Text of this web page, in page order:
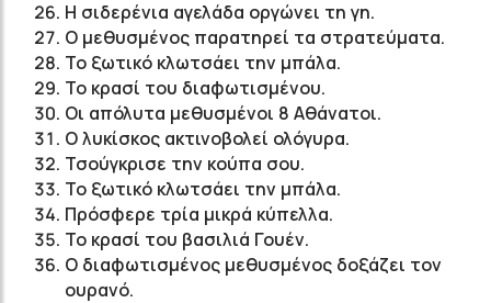
Η σιδερένια αγελάδα οργώνει τη γη.
Ο μεθυσμένος παρατηρεί τα στρατεύματα.
Το ξωτικό κλωτσάει την μπάλα.
Το κρασί του διαφωτισμένου.
Οι απόλυτα μεθυσμένοι 8 Αθάνατοι.
Ο λυκίσκος ακτινοβολεί ολόγυρα.
Τσούγκρισε την κούπα σου.
Το ξωτικό κλωτσάει την μπάλα.
Πρόσφερε τρία μικρά κύπελλα.
Το κρασί του βασιλιά Γουέν.
Ο διαφωτισμένος μεθυσμένος δοξάζει τον
ουρανό.